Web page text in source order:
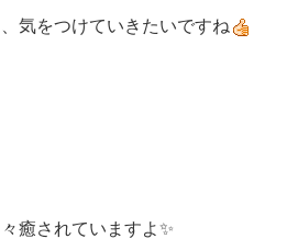
気をつけていきたいですね
癒されていますよ✨